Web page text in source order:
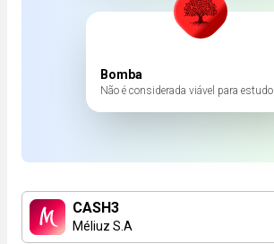
Bomba
Não é considerada viável para estudo
CASH3
Méliuz S.A